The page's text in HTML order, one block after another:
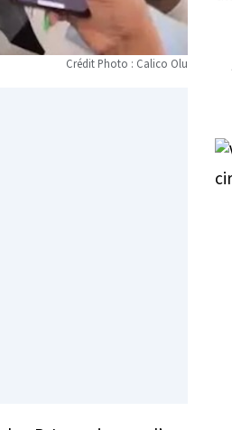
Crédit Photo : Calico Olu